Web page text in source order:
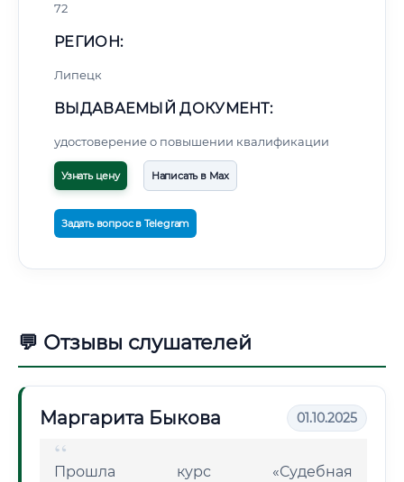
72
РЕГИОН:
Липецк
ВЫДАВАЕМЫЙ ДОКУМЕНТ:
удостоверение о повышении квалификации
Узнать цену Написать в Max
Задать вопрос в Telegram
💬 Отзывы слушателей
Маргарита Быкова 01.10.2025
Прошла курс «Судебная